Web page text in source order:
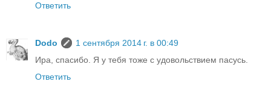
Ответить
Dodo
1 сентября 2014 г. в 00:49
Ира, спасибо. Я у тебя тоже с удовольствием пасусь.
Ответить